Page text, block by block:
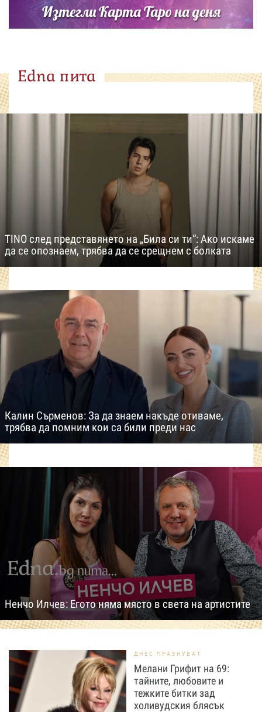
Изтегли Карта Таро на деня
Edna пита
TINO след представянето на „Била си ти“: Ако искаме
да се опознаем, трябва да се срещнем с болката
Калин Сърменов: За да знаем накъде отиваме,
трябва да помним кои са били преди нас
Ненчо Илчев: Егото няма място в света на артистите
ДНЕС ПРАЗНУВАТ
Мелани Грифит на 69:
тайните, любовите и
тежките битки зад
холивудския блясък